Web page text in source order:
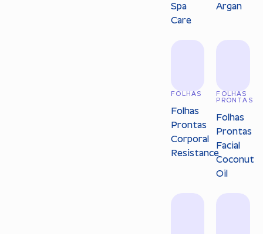
Spa
Care
Argan
FOLHAS
Folhas
Prontas
Corporal
Resistance
FOLHAS
PRONTAS
Folhas
Prontas
Facial
Coconut
Oil